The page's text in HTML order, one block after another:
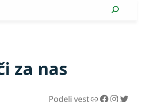
Search
za nas
Podeli vestLink Facebook InstagramTwitter